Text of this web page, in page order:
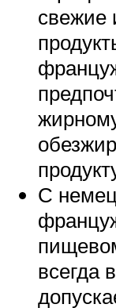
свежие
С
всегда